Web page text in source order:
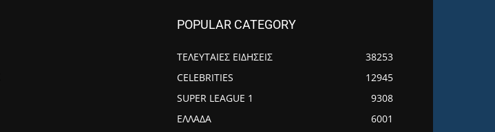
POPULAR CATEGORY
ΤΕΛΕΥΤΑΙΕΣ ΕΙΔΗΣΕΙΣ
38253
CELEBRITIES
12945
SUPER LEAGUE 1
9308
ΕΛΛΑΔΑ
6001